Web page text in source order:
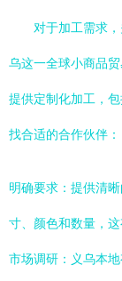
对于加工需求
乌这一全球小商品
提供定制化加工，
找合适的合作伙伴：
明确要求：提供清
寸、颜色和数量，这
市场调研：义乌本